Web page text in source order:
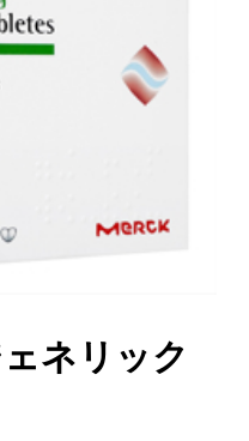
ネリック